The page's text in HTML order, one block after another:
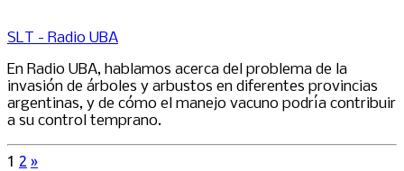
SLT - Radio UBA
En Radio UBA, hablamos acerca del problema de la
invasión de árboles y arbustos en diferentes provincias
argentinas, y de cómo el manejo vacuno podría contribuir
a su control temprano.
1 2 »